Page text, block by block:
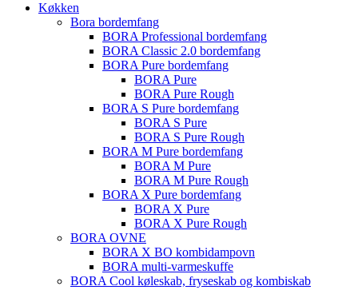
Køkken
Bora bordemfang
BORA Professional bordemfang
BORA Classic 2.0 bordemfang
BORA Pure bordemfang
BORA Pure
BORA Pure Rough
BORA S Pure bordemfang
BORA S Pure
BORA S Pure Rough
BORA M Pure bordemfang
BORA M Pure
BORA M Pure Rough
BORA X Pure bordemfang
BORA X Pure
BORA X Pure Rough
BORA OVNE
BORA X BO kombidampovn
BORA multi-varmeskuffe
BORA Cool køleskab, fryseskab og kombiskab